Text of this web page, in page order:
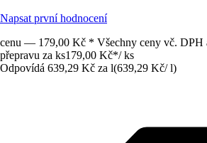
Napsat první hodnocení
cenu — 179,00 Kč * Všechny ceny vč. DPH
přepravu za ks179,00 Kč*/ ks
Odpovídá 639,29 Kč za l(639,29 Kč/ l)